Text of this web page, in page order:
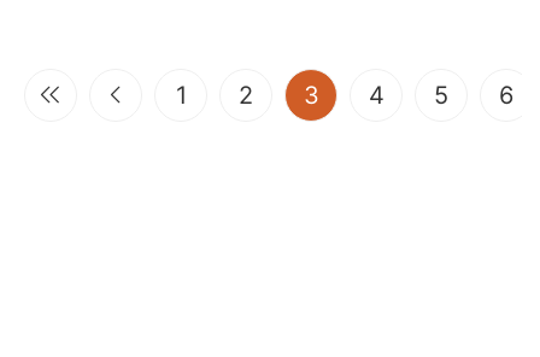
1 2 3(current)
4 5 6